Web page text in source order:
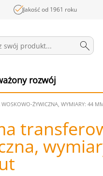
Jakość od 1961 roku
rozwój
WOSKOWO-ŻYWICZNA, WYMIARY: 44